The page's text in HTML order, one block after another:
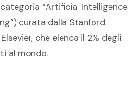
“Artificial Intelligence
curata dalla Stanford
che elenca il 2% degli
al mondo.